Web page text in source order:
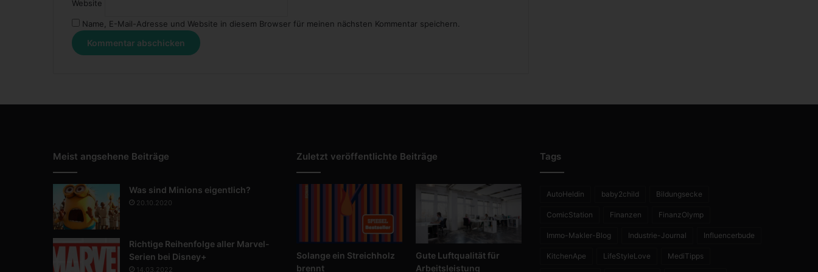
r
g
Website
Name, E-Mail-Adresse und Website in diesem Browser für meinen nächsten Kommentar speichern.
Meist angsehene Beiträge
Was sind Minions eigentlich?
20.10.2020
Richtige Reihenfolge aller Marvel-
Serien bei Disney+
14.03.2022
Zuletzt veröffentlichte Beiträge
Solange ein Streichholz
brennt
Gute Luftqualität für
Arbeitsleistung
Tags
AutoHeldin baby2child Bildungsecke
ComicStation Finanzen FinanzOlymp
Immo-Makler-Blog Industrie-Journal Influencerbude
KitchenApe LifeStyleLove MediTipps